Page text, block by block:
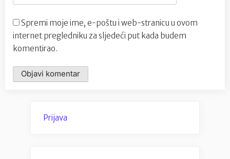
Spremi moje ime, e-poštu i web-stranicu u ovom
internet pregledniku za sljedeći put kada budem
komentirao.
Prijava